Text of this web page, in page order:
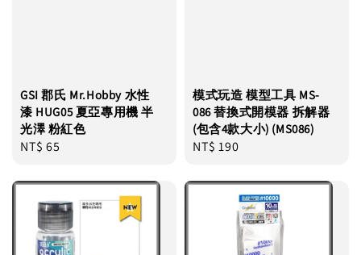
GSI 郡氏 Mr.Hobby 水性
漆 HUG05 夏亞專用機 半
光澤 粉紅色
Regular
NT$ 65
模式玩造 模型工具 MS-
086 替換式開模器 拆解器
(包含4款大小) (MS086)
Regular
NT$ 190